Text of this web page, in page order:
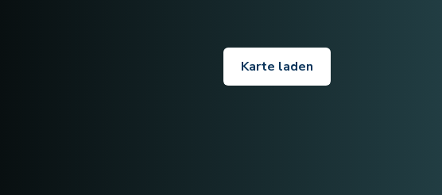
Karte laden